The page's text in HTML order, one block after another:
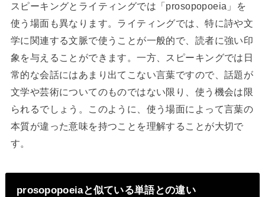
スピーキングとライティングでは「prosopopoeia」を
使う場面も異なります。ライティングでは、特に詩や文
学に関連する文脈で使うことが一般的で、読者に強い印
象を与えることができます。一方、スピーキングでは日
常的な会話にはあまり出てこない言葉ですので、話題が
文学や芸術についてのものではない限り、使う機会は限
られるでしょう。このように、使う場面によって言葉の
本質が違った意味を持つことを理解することが大切で
す。
prosopopoeiaと似ている単語との違い